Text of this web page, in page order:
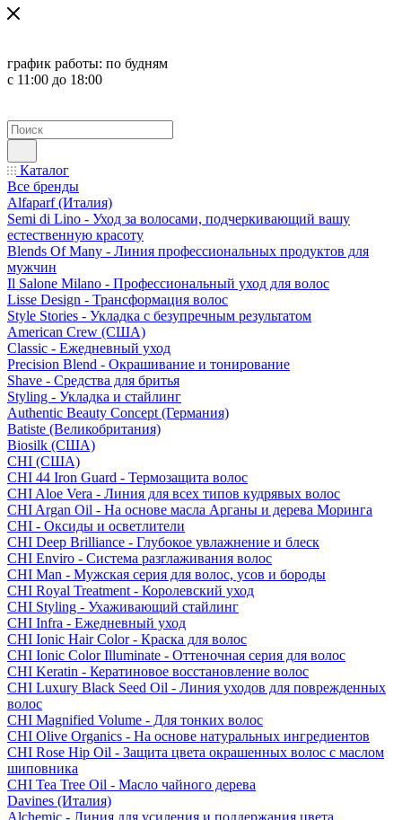
график работы: по будням
с 11:00 до 18:00
Каталог
Все бренды
Alfaparf (Италия)
Semi di Lino - Уход за волосами, подчеркивающий вашу
естественную красоту
Blends Of Many - Линия профессиональных продуктов для
мужчин
Il Salone Milano - Профессиональный уход для волос
Lisse Design - Трансформация волос
Style Stories - Укладка с безупречным результатом
American Crew (США)
Classic - Ежедневный уход
Precision Blend - Окрашивание и тонирование
Shave - Средства для бритья
Styling - Укладка и стайлинг
Authentic Beauty Concept (Германия)
Batiste (Великобритания)
Biosilk (США)
CHI (США)
CHI 44 Iron Guard - Термозащита волос
CHI Aloe Vera - Линия для всех типов кудрявых волос
CHI Argan Oil - На основе масла Арганы и дерева Моринга
CHI - Оксиды и осветлители
CHI Deep Brilliance - Глубокое увлажнение и блеск
CHI Enviro - Система разглаживания волос
CHI Man - Мужская серия для волос, усов и бороды
CHI Royal Treatment - Королевский уход
CHI Styling - Ухаживающий стайлинг
CHI Infra - Ежедневный уход
CHI Ionic Hair Color - Краска для волос
CHI Ionic Color Illuminate - Оттеночная серия для волос
CHI Keratin - Кератиновое восстановление волос
CHI Luxury Black Seed Oil - Линия уходов для поврежденных
волос
CHI Magnified Volume - Для тонких волос
CHI Olive Organics - На основе натуральных ингредиентов
CHI Rose Hip Oil - Защита цвета окрашенных волос с маслом
шиповника
CHI Tea Tree Oil - Масло чайного дерева
Davines (Италия)
Alchemic - Линия для усиления и поддержания цвета